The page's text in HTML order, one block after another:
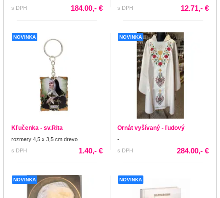
s DPH
184.00,- € s DPH 12.71,- €
NOVINKA
Kľučenka - sv.Rita
rozmery 4,5 x 3,5 cm drevo
s DPH
1.40,- €
NOVINKA
Ornát vyšívaný - ľudový
-
s DPH
284.00,- €
NOVINKA NOVINKA